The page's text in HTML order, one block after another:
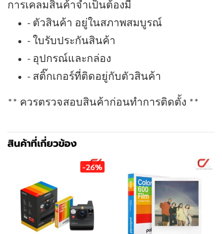
การเคลมสินค้าจำเป็นต้องมี
- ตัวสินค้า อยู่ในสภาพสมบูรณ์
- ใบรับประกันสินค้า
- อุปกรณ์และกล่อง
- สติ๊กเกอร์ที่ติดอยู่กับตัวสินค้า
** ควรตรวจสอบสินค้าก่อนทำการติดตั้ง **
สินค้าที่เกี่ยวข้อง
-26%